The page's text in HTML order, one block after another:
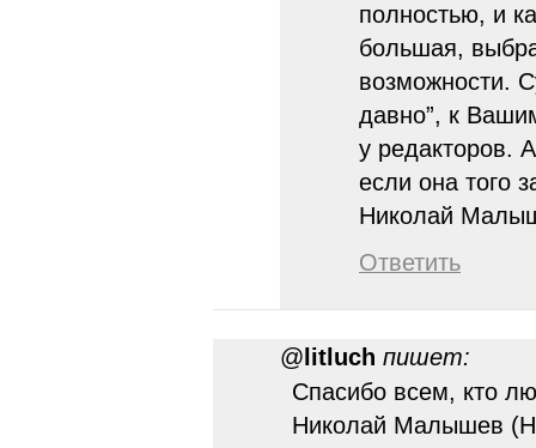
полностью, и
большая,
возможности.
давно”, к
у редакторов.
если она того
Николай
Ответить
@ litluch пишет:
Спасибо всем, кто
Николай Малышев